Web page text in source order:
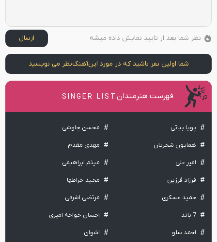
نظر شما بعد از تایید نمایش داده میشه ارسال
شما اولین نفر باشید که در مورد اینآهنگنظر می نویسید
فهرست هنرمندان SINGER LIST
پویا بیاتی محسن چاوشی
همایون شجریان مهدی مقدم
امیر علی میثم ابراهیمی
فرزاد فرزین مجید خراطها
حمید عسکری مرتضی اشرفی
7 باند احسان خواجه امیری
احمد سلو اشوان